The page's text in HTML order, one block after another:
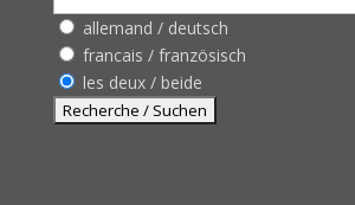
allemand / deutsch
francais / französisch
les deux / beide